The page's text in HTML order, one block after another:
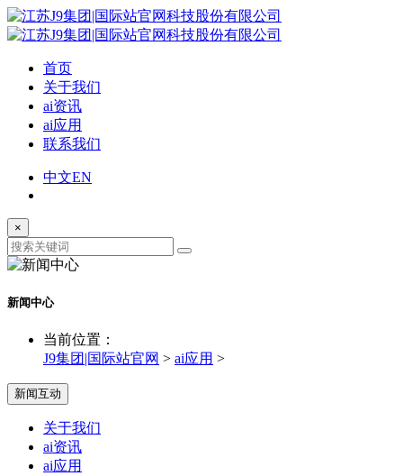
首页
关于我们
ai资讯
ai应用
联系我们
中文EN
×
新闻中心
当前位置：
J9集团|国际站官网 > ai应用 >
新闻互动
关于我们
ai资讯
ai应用